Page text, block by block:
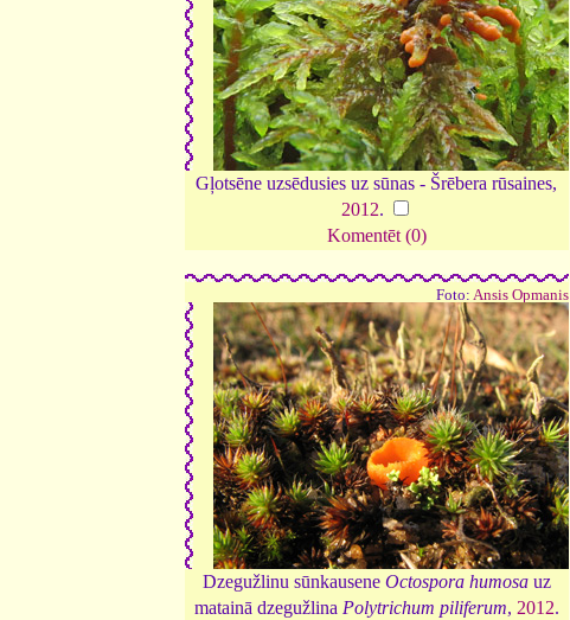
Gļotsēne uzsēdusies uz sūnas - Šrēbera rūsaines,
2012.
Komentēt (0)
Foto: Ansis Opmanis
Dzegužlinu sūnkausene Octospora humosauz
matainā dzegužlina Polytrichum piliferum, 2012.